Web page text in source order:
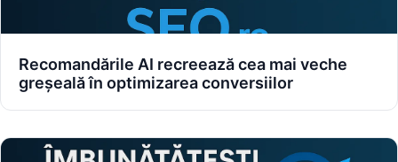
Recomandările AI recreează cea mai veche
greșeală în optimizarea conversiilor